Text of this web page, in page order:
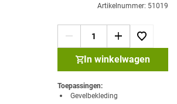
Artikelnummer: 51019
In winkelwagen
Toepassingen:
​Gevelbekleding